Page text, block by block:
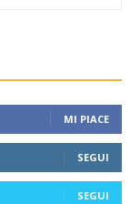
MI PIACE
SEGUI
SEGUI